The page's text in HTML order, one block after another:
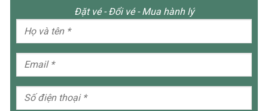
Đặt vé - Đổi vé - Mua hành lý